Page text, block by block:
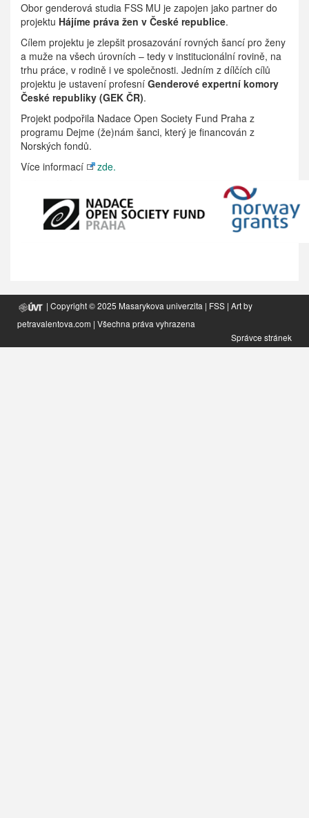
Obor genderová studia FSS MU je zapojen jako partner do
projektu Hájíme práva žen v České republice.
Cílem projektu je zlepšit prosazování rovných šancí pro ženy
a muže na všech úrovních – tedy v institucionální rovině, na
trhu práce, v rodině i ve společnosti. Jedním z dílčích cílů
projektu je ustavení profesní Genderové expertní komory
České republiky (GEK ČR).
Projekt podpořila Nadace Open Society Fund Praha z
programu Dejme (že)nám šanci, který je financován z
Norských fondů.
Více informací
zde.
| Copyright © 2025 Masarykova univerzita | FSS | Art by
petravalentova.com | Všechna práva vyhrazena
Správce stránek